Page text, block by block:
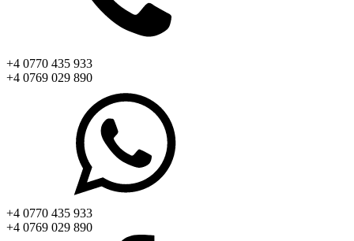
+4 0770 435 933
+4 0769 029 890
+4 0770 435 933
+4 0769 029 890